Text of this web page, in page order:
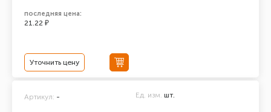
последняя цена:
21.22 ₽
Уточнить цену
Артикул: - Ед. изм. шт.